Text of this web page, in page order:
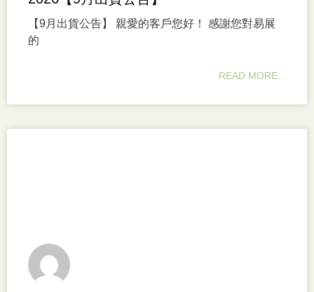
【9月出貨公告】 親愛的客戶您好！ 感謝您對易展
的
READ MORE...